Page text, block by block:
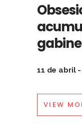
11 de abril
VIEW